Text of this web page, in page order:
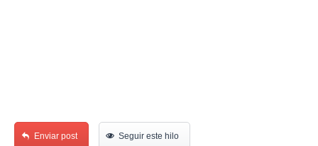
Enviar post Seguir este hilo